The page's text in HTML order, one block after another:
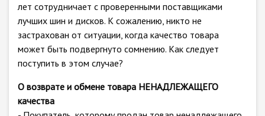
лет сотрудничает с проверенными поставщиками
лучших шин и дисков. К сожалению, никто не
застрахован от ситуации, когда качество товара
может быть подвергнуто сомнению. Как следует
поступить в этом случае?
О возврате и обмене товара НЕНАДЛЕЖАЩЕГО
качества